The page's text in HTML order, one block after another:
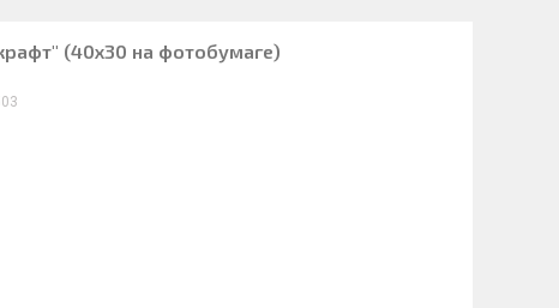
(40х30 на фотобумаге)